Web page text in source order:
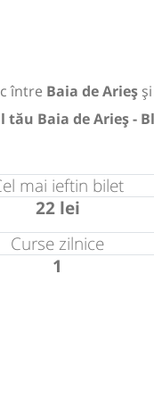
între Baia de Arieș și
tău Baia de Arieș -
mai ieftin bilet
22 lei
Curse zilnice
1